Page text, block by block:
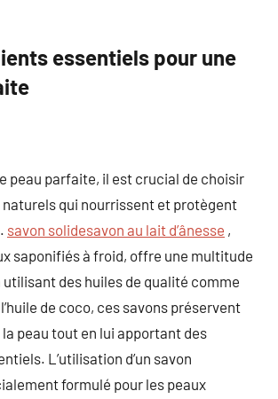
essentiels pour une
peau parfaite, il est crucial de choisir
qui nourrissent et protègent
savon solidesavon au lait d’ânesse ,
saponifiés à froid, offre une multitude
des huiles de qualité comme
l’huile de coco, ces savons préservent
la peau tout en lui apportant des
L’utilisation d’un savon
formulé pour les peaux